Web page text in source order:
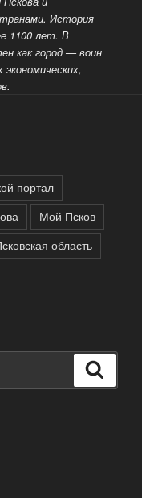
История
1100 лет. В
как город — воин
портал
Мой Псков
область